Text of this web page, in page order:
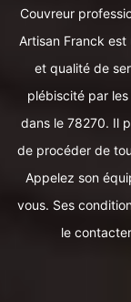
Couvreur
Artisan Franck est
et qualité de
plébiscité par
dans le 78270. Il
de procéder de
Appelez son
vous. Ses
le